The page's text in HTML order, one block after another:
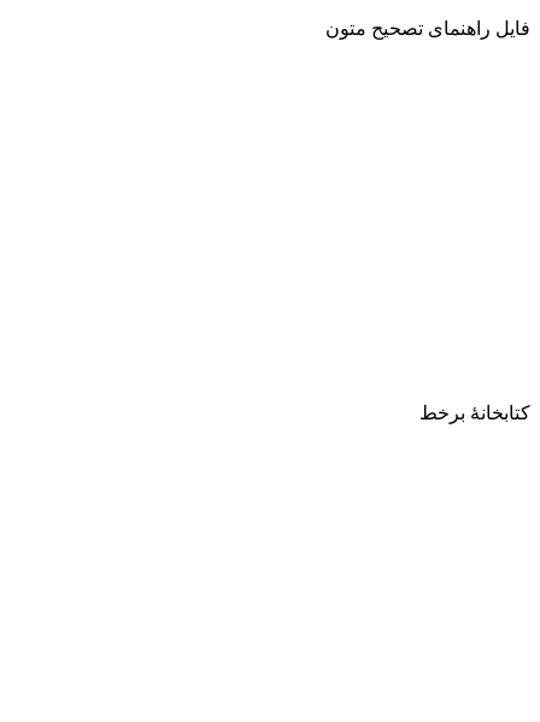
فایل راهنمای تصحیح متون
کتابخانۀ برخط